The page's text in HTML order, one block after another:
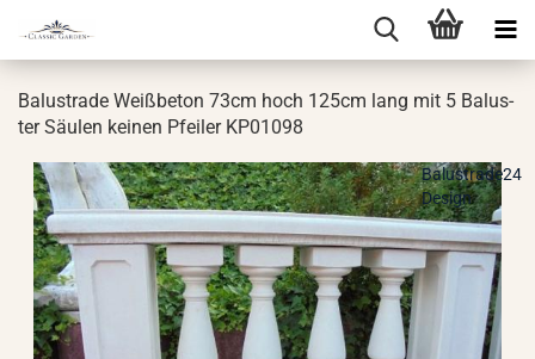
Ba­lus­tra­de Weiß­be­ton 73cm hoch 125cm lang mit 5 Ba­lus­
ter Säu­len kei­nen Pfei­ler KP01098
Balustrade24
Design